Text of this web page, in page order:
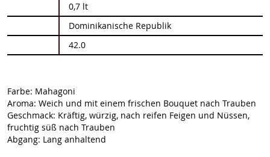
Informationen
0,7 lt
Dominikanische Republik
42.0
Farbe: Mahagoni
Aroma: Weich und mit einem frischen Bouquet nach Trauben
Geschmack: Kräftig, würzig, nach reifen Feigen und Nüssen,
fruchtig süß nach Trauben
Abgang: Lang anhaltend